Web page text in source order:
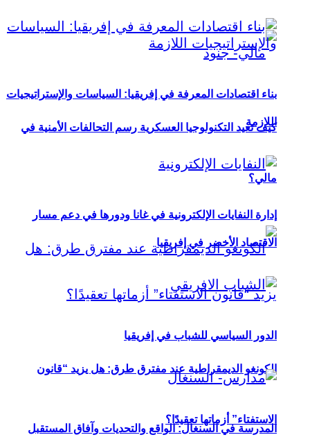
كيف تعيد التكنولوجيا العسكرية رسم التحالفات الأمنية في
مالي؟
الكونغو الديمقراطية عند مفترق طرق: هل يزيد “قانون
الاستفتاء” أزماتها تعقيدًا؟
بناء اقتصادات المعرفة في إفريقيا: السياسات والإستراتيجيات
اللازمة
إدارة النفايات الإلكترونية في غانا ودورها في دعم مسار
الاقتصاد الأخضر في إفريقيا
الدور السياسي للشباب في إفريقيا
المدرسة في السنغال: الواقع والتحديات وآفاق المستقبل